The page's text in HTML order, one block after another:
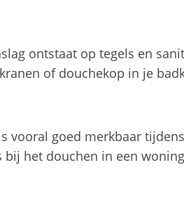
ontstaat op tegels en
of douchekop in je
vooral goed merkbaar
het douchen in een